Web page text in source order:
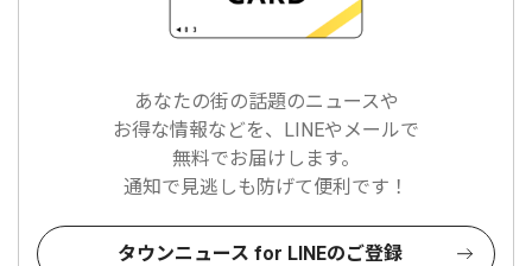
あなたの街の話題のニュースや
お得な情報などを、LINEやメールで
無料でお届けします。
通知で見逃しも防げて便利です！
タウンニュース for LINEのご登録